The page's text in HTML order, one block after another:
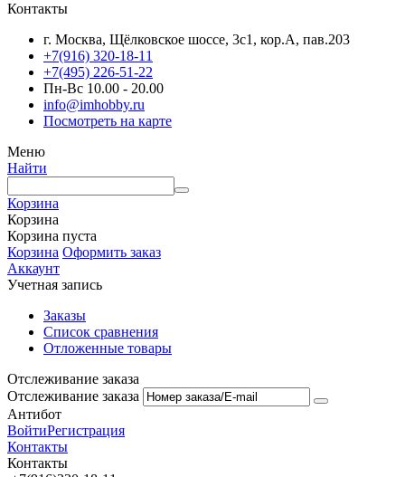
Контакты
г. Москва, Щёлковское шоссе, 3с1, кор.А, пав.203
+7(916) 320-18-11
+7(495) 226-51-22
Пн-Вс 10.00 - 20.00
info@imhobby.ru
Посмотреть на карте
Меню
Найти
Корзина
Корзина
Корзина пуста
Корзина Оформить заказ
Аккаунт
Учетная запись
Заказы
Список сравнения
Отложенные товары
Отслеживание заказа
Отслеживание заказа
Антибот
ВойтиРегистрация
Контакты
Контакты